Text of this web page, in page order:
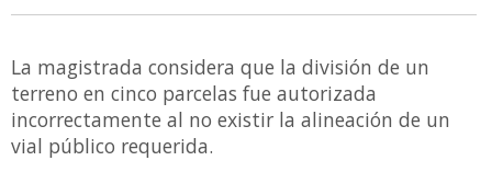
La magistrada considera que la división de un
terreno en cinco parcelas fue autorizada
incorrectamente al no existir la alineación de un
vial público requerida.